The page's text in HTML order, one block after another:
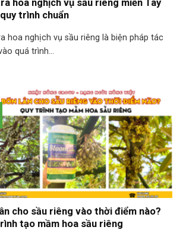
hoa nghịch vụ sầu riêng miền Tây
trình chuẩn
hoa nghịch vụ sầu riêng là biện pháp tác
quá trình...
cho sầu riêng vào thời điểm nào?
tạo mầm hoa sầu riêng